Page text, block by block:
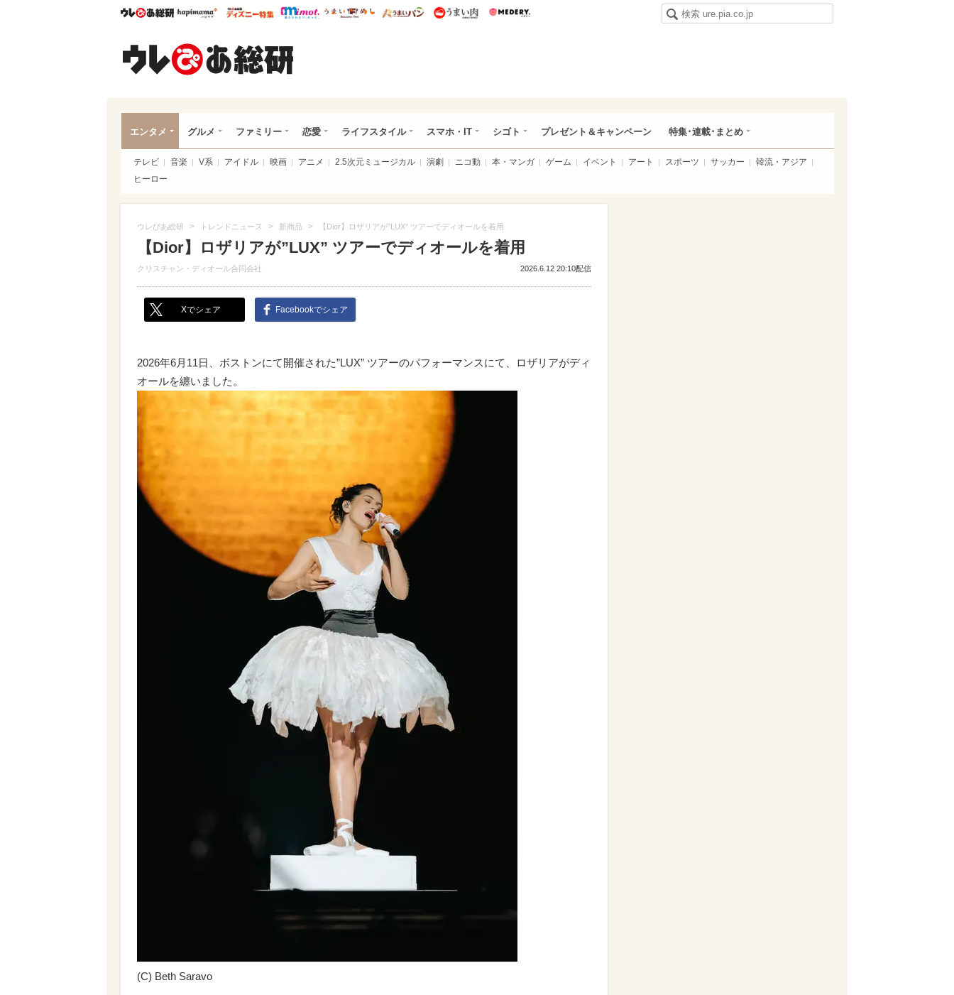
ウレぴあ総研ハピママ* ウレぴあ総研 ディズニー特集
mimot. うまいめし うまいパン うまい肉
エンタメ グルメ ファミリー 恋愛 ライフスタイル スマホ・IT シゴト プレゼント＆キャンペーン 特集･連載･まとめ
テレビ 音楽 V系 アイドル 映画 アニメ 2.5次元ミュージカル 演劇 ニコ動 本・マンガ ゲーム イベント アート スポーツ サッカー
韓流・アジア
ヒーロー
ウレぴあ総研 > トレンドニュース > 新商品 > 【Dior】ロザリアが”LUX” ツアーでディオールを着用
【Dior】ロザリアが”LUX” ツアーでディオールを着用
クリスチャン・ディオール合同会社 2026.6.12 20:10配信
Xでシェア Facebookでシェア
2026年6月11日、ボストンにて開催された”LUX” ツアーのパフォーマンスにて、ロザリアがディ
オールを纏いました。
(C) Beth Saravo